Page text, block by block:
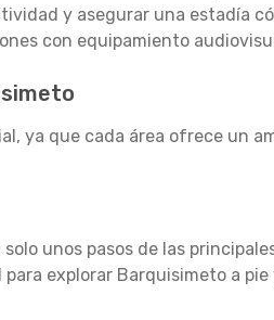
y asegurar una estadía
con equipamiento
ya que cada área ofrece un
unos pasos de las
explorar Barquisimeto a